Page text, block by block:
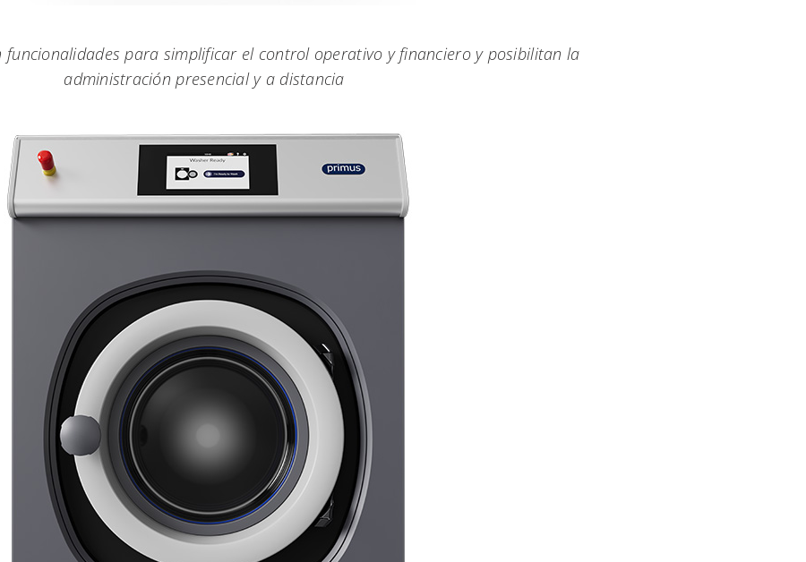
funcionalidades para simplificar el control operativo y financiero y posibilitan la
administración presencial y a distancia